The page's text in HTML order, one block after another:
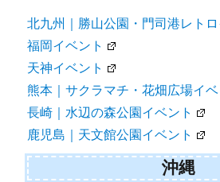
北九州｜勝山公園・門司港レトロ
福岡イベント
天神イベント
熊本｜サクラマチ・花畑広場イベ
長崎｜水辺の森公園イベント
鹿児島｜天文館公園イベント
沖縄